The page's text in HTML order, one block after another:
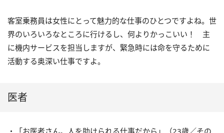
客室乗務員は女性にとって魅力的な仕事のひとつですよね。世
界のいろいろなところに行けるし、何よりかっこいい！ 主
に機内サービスを担当しますが、緊急時には命を守るために
活動する奥深い仕事ですよ。
医者
・「お医者さん。人を助けられる仕事だから」（23歳／その